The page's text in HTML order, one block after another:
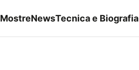
MostreNewsTecnica e Biografia